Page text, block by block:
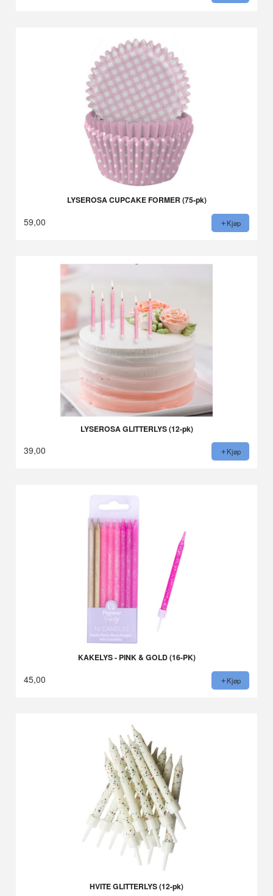
LYSEROSA CUPCAKE FORMER (75-pk)
59,00 Kjøp
LYSEROSA GLITTERLYS (12-pk)
39,00 Kjøp
KAKELYS - PINK & GOLD (16-PK)
45,00 Kjøp
HVITE GLITTERLYS (12-pk)